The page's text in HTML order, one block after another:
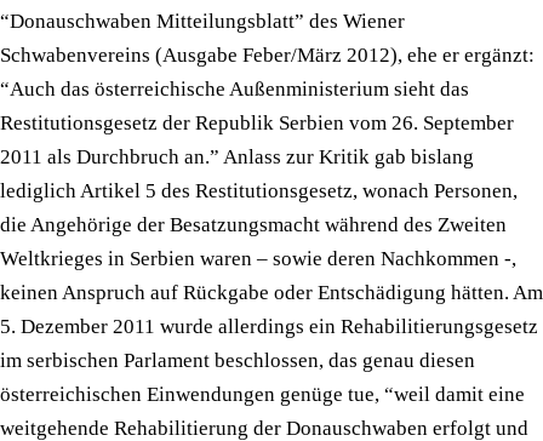
“Donauschwaben Mitteilungsblatt” des Wiener
Schwabenvereins (Ausgabe Feber/März 2012), ehe er ergänzt:
“Auch das österreichische Außenministerium sieht das
Restitutionsgesetz der Republik Serbien vom 26. September
2011 als Durchbruch an.” Anlass zur Kritik gab bislang
lediglich Artikel 5 des Restitutionsgesetz, wonach Personen,
die Angehörige der Besatzungsmacht während des Zweiten
Weltkrieges in Serbien waren – sowie deren Nachkommen -,
keinen Anspruch auf Rückgabe oder Entschädigung hätten. Am
5. Dezember 2011 wurde allerdings ein Rehabilitierungsgesetz
im serbischen Parlament beschlossen, das genau diesen
österreichischen Einwendungen genüge tue, “weil damit eine
weitgehende Rehabilitierung der Donauschwaben erfolgt und